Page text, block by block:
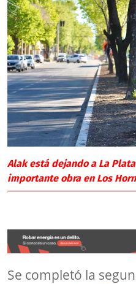
Alak está dejando a La
importante obra en Los
Se completó la